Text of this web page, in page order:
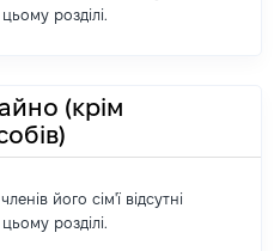
розділі.
(крім
його сім'ї відсутні
розділі.